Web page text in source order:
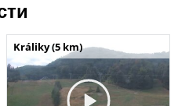
Králiky (5 km)